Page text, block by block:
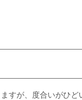
すが、度合いがひど